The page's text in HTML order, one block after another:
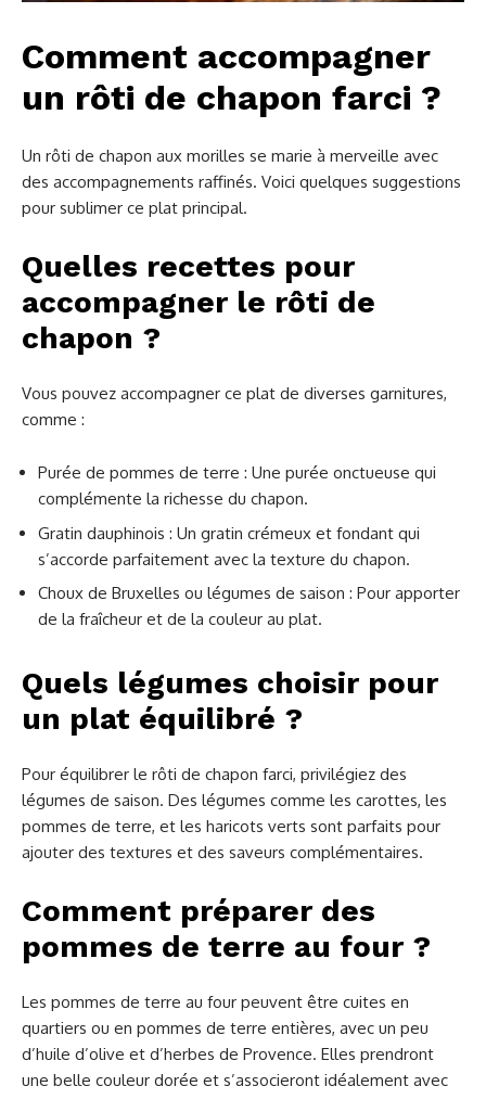
Comment accompagner
un rôti de chapon farci ?
Un rôti de chapon aux morilles se marie à merveille avec
des accompagnements raffinés. Voici quelques suggestions
pour sublimer ce plat principal.
Quelles recettes pour
accompagner le rôti de
chapon ?
Vous pouvez accompagner ce plat de diverses garnitures,
comme :
Purée de pommes de terre : Une purée onctueuse qui
complémente la richesse du chapon.
Gratin dauphinois : Un gratin crémeux et fondant qui
s’accorde parfaitement avec la texture du chapon.
Choux de Bruxelles ou légumes de saison : Pour apporter
de la fraîcheur et de la couleur au plat.
Quels légumes choisir pour
un plat équilibré ?
Pour équilibrer le rôti de chapon farci, privilégiez des
légumes de saison. Des légumes comme les carottes, les
pommes de terre, et les haricots verts sont parfaits pour
ajouter des textures et des saveurs complémentaires.
Comment préparer des
pommes de terre au four ?
Les pommes de terre au four peuvent être cuites en
quartiers ou en pommes de terre entières, avec un peu
d’huile d’olive et d’herbes de Provence. Elles prendront
une belle couleur dorée et s’associeront idéalement avec